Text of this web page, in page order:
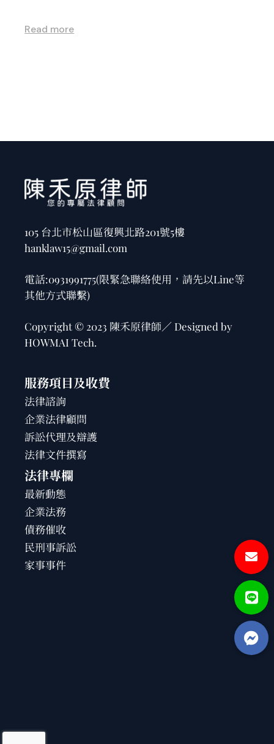
Read more
105 台北市松山區復興北路201號5樓
hanklaw15@gmail.com
電話:0931991775(限緊急聯絡使用，請先以Line等
其他方式聯繫)
Copyright © 2023 陳禾原律師／ Designed by
HOWMAI Tech.
服務項目及收費
法律諮詢
企業法律顧問
訴訟代理及辯護
法律文件撰寫
法律專欄
最新動態
企業法務
債務催收
民刑事訴訟
家事事件